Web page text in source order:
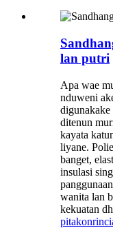
lan putri
Apa wae
nduweni
ditenun
kayata
liyane.
banget,
insulasi
wanita lan
kekuatan
pitakon